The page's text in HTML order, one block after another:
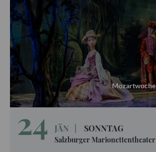
Mozartwoche
24 JÄN SONNTAG
Salzburger Marionettentheater